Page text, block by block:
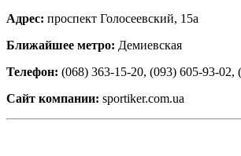
Адрес: проспект Голосеевский, 15а
Ближайшее метро: Демиевская
Телефон: (068) 363-15-20, (093) 605-93-02,
Сайт компании: sportiker.com.ua